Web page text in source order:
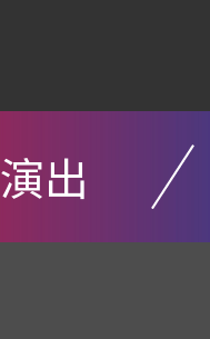
演出